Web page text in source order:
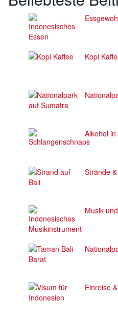
Kopi
Alkohol
Strände
Musik
Einreise